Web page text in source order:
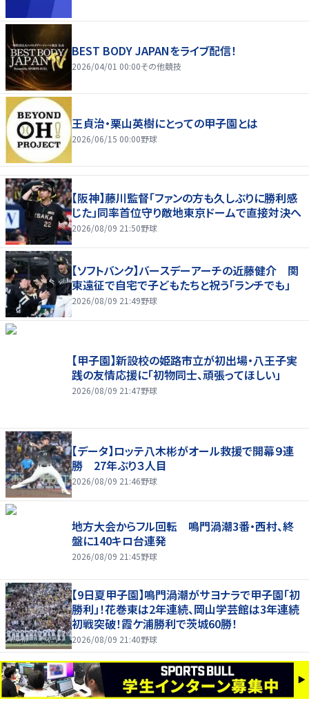
BEST BODY JAPANをライブ配信！
2026/04/01 00:00その他競技
王貞治・栗山英樹にとっての甲子園とは
2026/06/15 00:00野球
【阪神】藤川監督「ファンの方も久しぶりに勝利感
じた」同率首位守り敵地東京ドームで直接対決へ
2026/08/09 21:50野球
【ソフトバンク】バースデーアーチの近藤健介 関
東遠征で自宅で子どもたちと祝う「ランチでも」
2026/08/09 21:49野球
【甲子園】新設校の姫路市立が初出場・八王子実
践の友情応援に「初物同士、頑張ってほしい」
2026/08/09 21:47野球
【データ】ロッテ八木彬がオール救援で開幕９連
勝 27年ぶり３人目
2026/08/09 21:46野球
地方大会からフル回転 鳴門渦潮3番・西村、終
盤に140キロ台連発
2026/08/09 21:45野球
【9日夏甲子園】鳴門渦潮がサヨナラで甲子園「初
勝利」！花巻東は2年連続、岡山学芸館は3年連続
初戦突破！霞ケ浦勝利で茨城60勝！
2026/08/09 21:40野球